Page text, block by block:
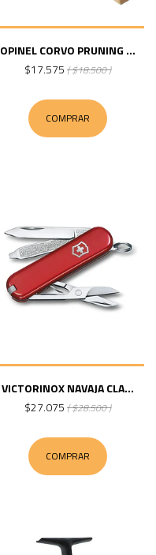
OPINEL CORVO PRUNING ...
$17.575 ( $18.500 )
COMPRAR
VICTORINOX NAVAJA CLA...
$27.075 ( $28.500 )
COMPRAR